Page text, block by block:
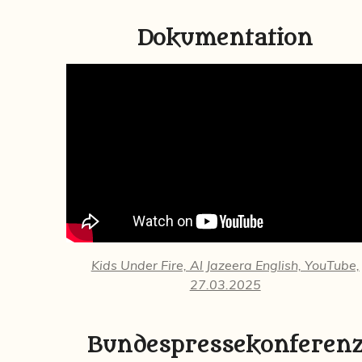
Dokumentation
Kids Under Fire, Al Jazeera English, YouTube,
27.03.2025